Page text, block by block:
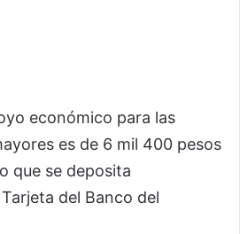
económico para las
es de 6 mil 400 pesos
que se deposita
del Banco del